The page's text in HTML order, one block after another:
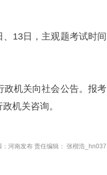
13日，主观题考试时间
政机关向社会公告。报考
机关咨询。
：河南发布 责任编辑： 张楷浩_hn037